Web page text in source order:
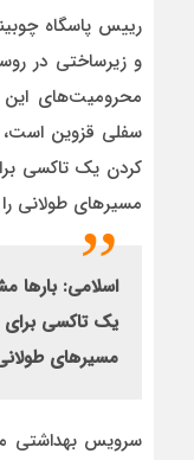
رییس پاسگاه
و زیرساختی در
محرومیت‌های این
سفلی قزوین است،
کردن یک تاکسی
مسیرهای طولانی
اسلامی: بارها
یک تاکسی برای
مسیرهای
سرویس بهداشتی